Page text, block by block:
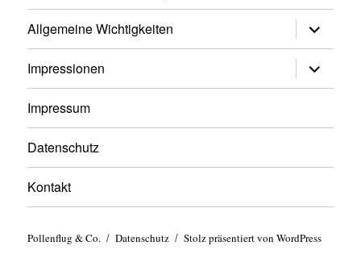
Allgemeine Wichtigkeiten
anzeigen
Impressionen
anzeigen
Impressum
Datenschutz
Kontakt
Pollenflug & Co. Datenschutz Stolz präsentiert von WordPress